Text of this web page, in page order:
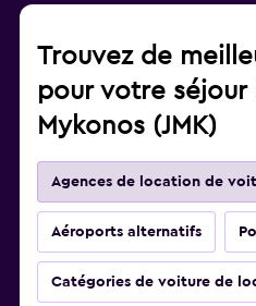
Trouvez de
pour votre
Mykonos (JMK)
Agences de location de
Aéroports alternatifs
Catégories de voiture de